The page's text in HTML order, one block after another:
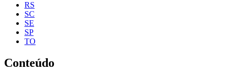
RS
SC
SE
SP
TO
Conteúdo